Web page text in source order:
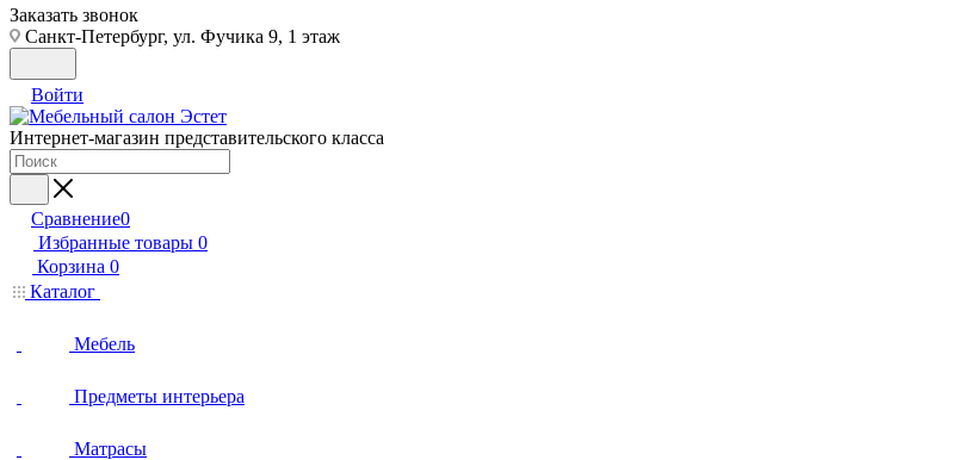
Заказать звонок
Санкт-Петербург, ул. Фучика 9, 1 этаж
Войти
Интернет-магазин представительского класса
Сравнение0
Избранные товары 0
Корзина 0
Каталог
Мебель
Предметы интерьера
Матрасы